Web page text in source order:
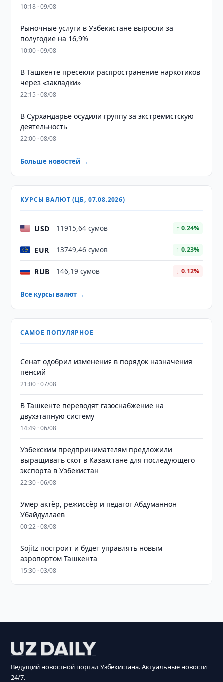
10:18 · 09/08
Рыночные услуги в Узбекистане выросли за
полугодие на 16,9%
10:00 · 09/08
В Ташкенте пресекли распространение наркотиков
через «закладки»
22:15 · 08/08
В Сурхандарье осудили группу за экстремистскую
деятельность
22:00 · 08/08
Больше новостей →
КУРСЫ ВАЛЮТ (ЦБ, 07.08.2026)
USD 11915,64 сумов ↑ 0.24%
EUR 13749,46 сумов ↑ 0.23%
RUB 146,19 сумов ↓ 0.12%
Все курсы валют →
САМОЕ ПОПУЛЯРНОЕ
Сенат одобрил изменения в порядок назначения
пенсий
21:00 · 07/08
В Ташкенте переводят газоснабжение на
двухэтапную систему
14:49 · 06/08
Узбекским предпринимателям предложили
выращивать скот в Казахстане для последующего
экспорта в Узбекистан
22:30 · 06/08
Умер актёр, режиссёр и педагог Абдуманнон
Убайдуллаев
00:22 · 08/08
Sojitz построит и будет управлять новым
аэропортом Ташкента
15:30 · 03/08
Ведущий новостной портал Узбекистана. Актуальные новости
24/7.